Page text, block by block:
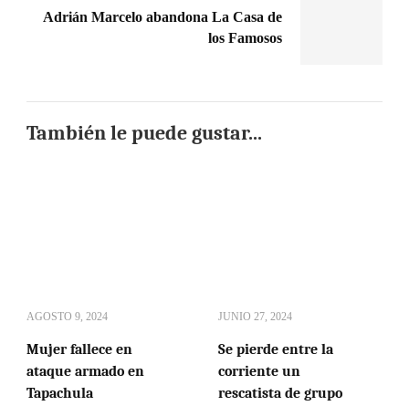
Adrián Marcelo abandona La Casa de
los Famosos
También le puede gustar...
AGOSTO 9, 2024
Mujer fallece en
ataque armado en
Tapachula
JUNIO 27, 2024
Se pierde entre la
corriente un
rescatista de grupo